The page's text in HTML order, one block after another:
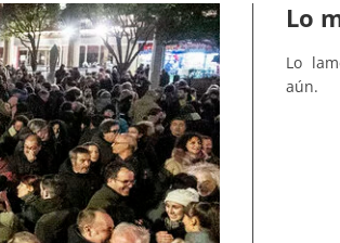
Lo
Lo
aún.